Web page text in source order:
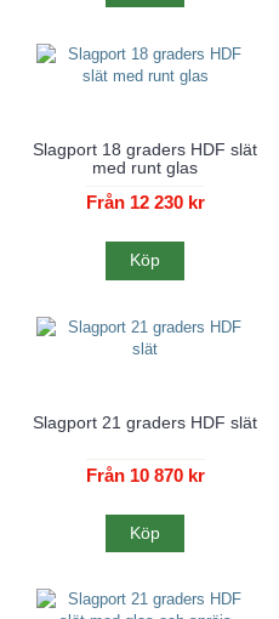
Slagport 18 graders HDF slät
med runt glas
Från 12 230 kr
Köp
Slagport 21 graders HDF slät
Från 10 870 kr
Köp